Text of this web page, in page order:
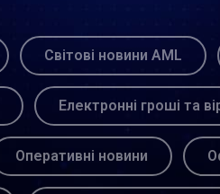
Світові новини AML
Електронні гроші та
Оперативні новини